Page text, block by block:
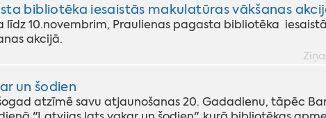
bibliotēka iesaistās makulatūras vākšanas
līdz 10.novembrim, Praulienas pagasta bibliotēka
akcijā.
un šodien
atzīmē savu atjaunošanas 20. Gadadienu, tāpēc